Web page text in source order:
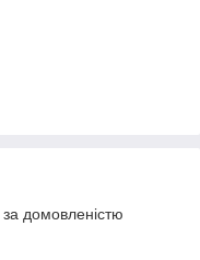
домовленістю